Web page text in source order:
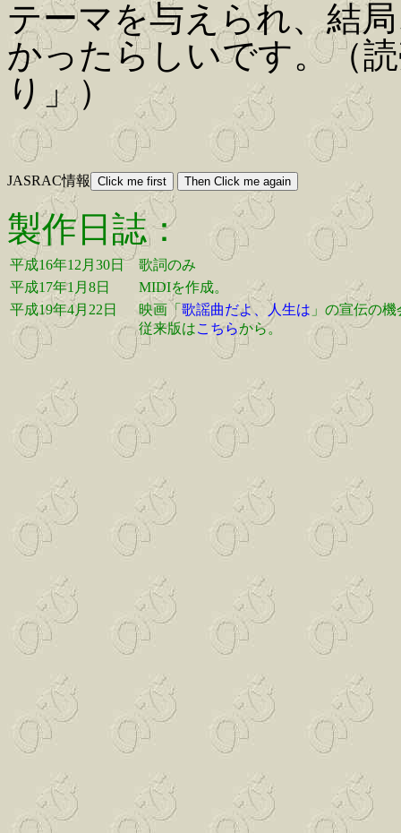
テーマを与えられ、結
かったらしいです。（
り」）
JASRAC情報
製作日誌：
平成16年12月30日
歌詞のみ
平成17年1月8日
MIDIを作成。
平成19年4月22日
映画「 歌謡曲だよ、人生は 」の宣伝の
従来版はこちらから。